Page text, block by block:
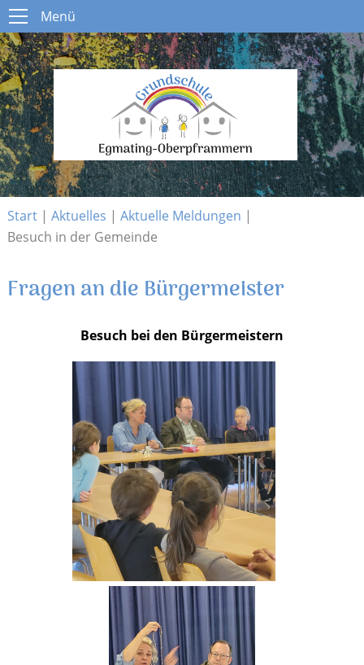
Start
Schule
Open submenu
Aktuelles
Open submenu
Infos
Open submenu
Kontakt
Menü
Start| Aktuelles | Aktuelle Meldungen |
Besuch in der Gemeinde
Fragen an die Bürgermeister
Besuch bei den Bürgermeistern